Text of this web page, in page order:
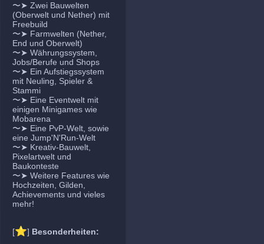
〜➤ Zwei Bauwelten
(Oberwelt und Nether) mit
Freebuild
〜➤ Farmwelten (Nether,
End und Oberwelt)
〜➤ Währungssystem,
Jobs/Berufe und Shops
〜➤ Ein Aufstiegssystem
mit Neuling, Spieler &
Stammi
〜➤ Eine Eventwelt mit
einigen Minigames wie
Mobarena
〜➤ Eine PvP-Welt, sowie
eine Jump'N'Run-Welt
〜➤ Kreativ-Bauwelt,
Pixelartwelt und
Baukonteste
〜➤ Weitere Features wie
Hochzeiten, Gilden,
Achievements und vieles
mehr!
[⭐] Besonderheiten: